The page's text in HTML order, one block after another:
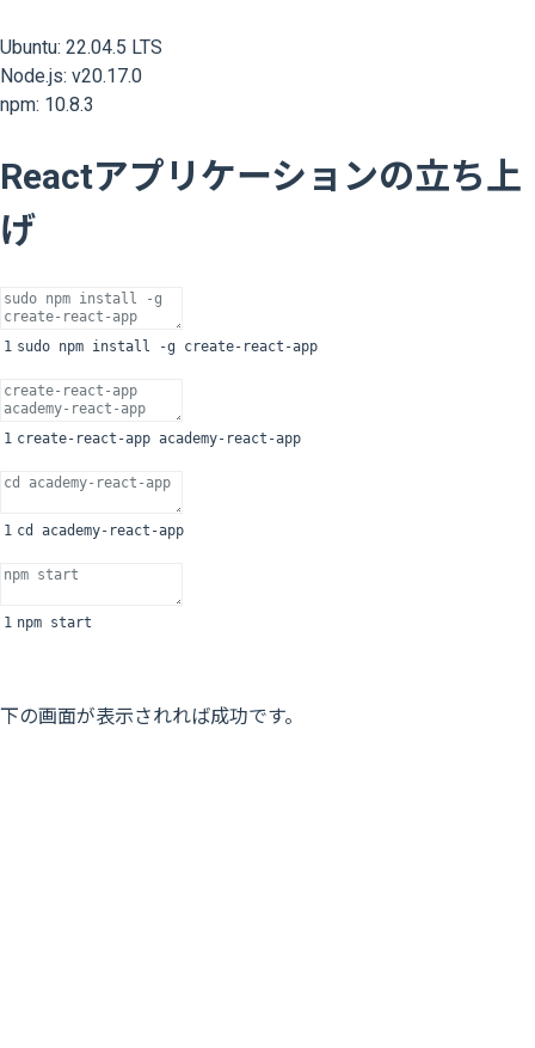
Ubuntu: 22.04.5 LTS
Node.js: v20.17.0
npm: 10.8.3
Reactアプリケーションの立ち上
げ
1 sudo npm install -g create- react -app
1 create- react -app academy- react -app
1 cd academy- react -app
1 npm start
下の画面が表示されれば成功です。